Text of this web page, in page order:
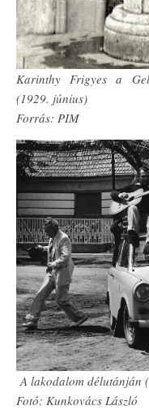
Karinthy Frigyes a
(1929. június)
Forrás: PIM
A lakodalom délutánján
Fotó: Kunkovács László